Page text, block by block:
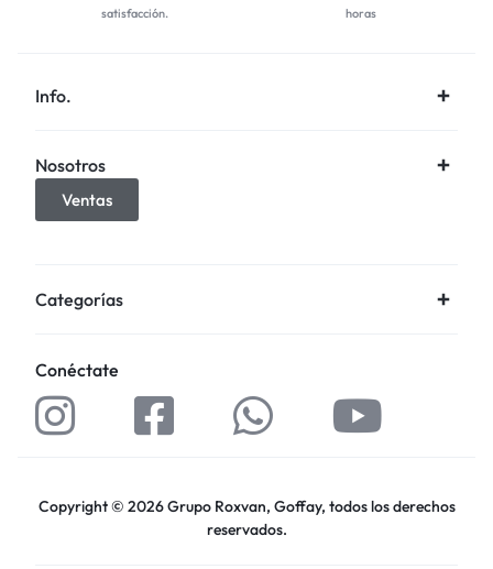
satisfacción.
horas
Info.
Nosotros
Ventas
Categorías
Conéctate
Copyright © 2026 Grupo Roxvan, Goffay, todos los derechos
reservados.